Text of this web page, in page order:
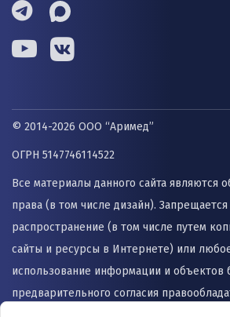
© 2014-2026 ООО “Аримед”
ОГРН 5147746114522
Все материалы данного сайта являются
права (в том числе дизайн).
распространение (в том числе путем
сайты и ресурсы в Интернете) или
использование информации и объектов
предварительного согласия